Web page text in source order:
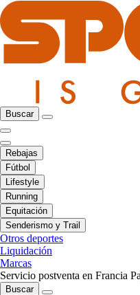
Buscar
Rebajas
Fútbol
Lifestyle
Running
Equitación
Senderismo y Trail
Otros deportes
Liquidación
Marcas
Servicio postventa en Francia
Buscar